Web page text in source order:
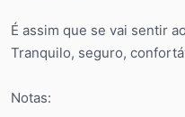
É assim que se vai sentir
Tranquilo, seguro,
Notas: